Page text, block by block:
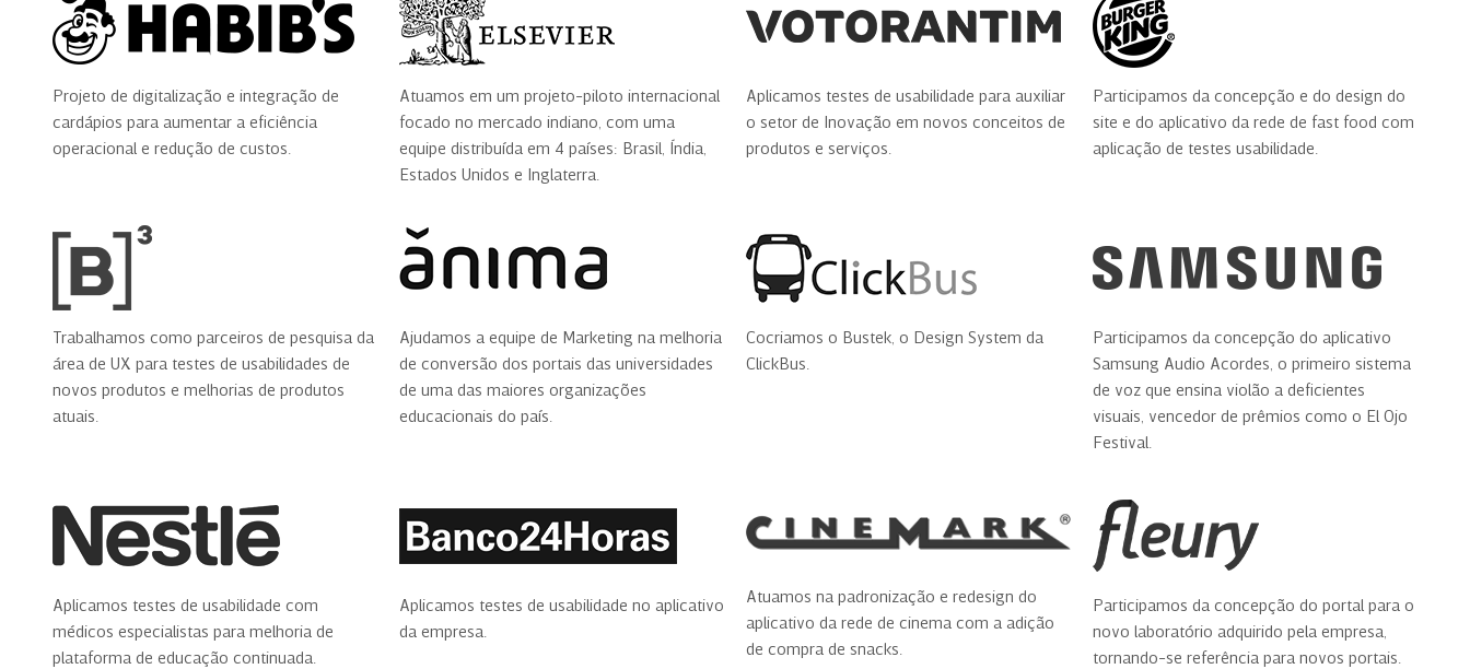
Projeto de digitalização e integração de
cardápios para aumentar a eficiência
operacional e redução de custos.
Atuamos em um projeto-piloto internacional
focado no mercado indiano, com uma
equipe distribuída em 4 países: Brasil, Índia,
Estados Unidos e Inglaterra.
Aplicamos testes de usabilidade para auxiliar
o setor de Inovação em novos conceitos de
produtos e serviços.
Participamos da concepção e do design do
site e do aplicativo da rede de fast food com
aplicação de testes usabilidade.
Trabalhamos como parceiros de pesquisa da
área de UX para testes de usabilidades de
novos produtos e melhorias de produtos
atuais.
Ajudamos a equipe de Marketing na melhoria
de conversão dos portais das universidades
de uma das maiores organizações
educacionais do país.
Cocriamos o Bustek, o Design System da
ClickBus.
Participamos da concepção do aplicativo
Samsung Audio Acordes, o primeiro sistema
de voz que ensina violão a deficientes
visuais, vencedor de prêmios como o El Ojo
Festival.
Aplicamos testes de usabilidade com
médicos especialistas para melhoria de
plataforma de educação continuada.
Aplicamos testes de usabilidade no aplicativo
da empresa.
Atuamos na padronização e redesign do
aplicativo da rede de cinema com a adição
de compra de snacks.
Participamos da concepção do portal para o
novo laboratório adquirido pela empresa,
tornando-se referência para novos portais.